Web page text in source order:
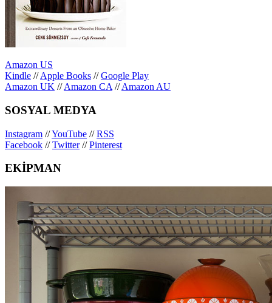
Amazon US
Kindle //Apple Books //Google Play
Amazon UK //Amazon CA //Amazon AU
SOSYAL MEDYA
Instagram //YouTube //RSS
Facebook //Twitter//Pinterest
EKİPMAN